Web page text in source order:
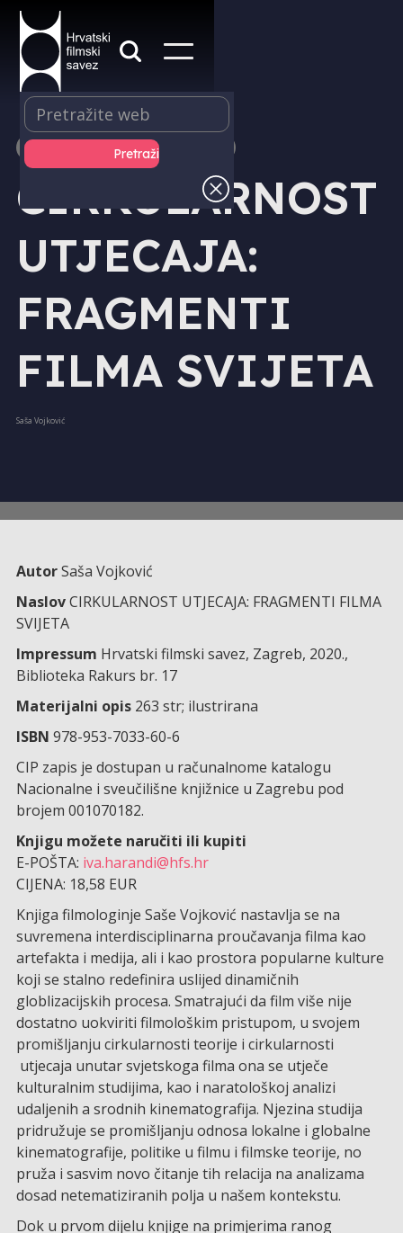
IZDAVAŠTVO - KNJIGE
CIRKULARNOST
UTJECAJA:
FRAGMENTI
FILMA SVIJETA
Saša Vojković
AutorSaša Vojković
NaslovCIRKULARNOST UTJECAJA: FRAGMENTI FILMA
SVIJETA
Impressum Hrvatski filmski savez, Zagreb, 2020.,
Biblioteka Rakurs br. 17
Materijalni opis 263 str; ilustrirana
ISBN 978-953-7033-60-6
CIP zapis je dostupan u računalnome katalogu
Nacionalne i sveučilišne knjižnice u Zagrebu pod
brojem 001070182.
Knjigu možete naručiti ili kupiti
E-POŠTA: iva.harandi@hfs.hr
CIJENA: 18,58 EUR
Knjiga filmologinje Saše Vojković nastavlja se na
suvremena interdisciplinarna proučavanja filma kao
artefakta i medija, ali i kao prostora popularne kulture
koji se stalno redefinira uslijed dinamičnih
globlizacijskih procesa. Smatrajući da film više nije
dostatno uokviriti filmološkim pristupom, u svojem
promišljanju cirkularnosti teorije i cirkularnosti
utjecaja unutar svjetskoga filma ona se utječe
kulturalnim studijima, kao i naratološkoj analizi
udaljenih a srodnih kinematografija. Njezina studija
pridružuje se promišljanju odnosa lokalne i globalne
kinematografije, politike u filmu i filmske teorije, no
pruža i sasvim novo čitanje tih relacija na analizama
dosad netematiziranih polja u našem kontekstu.
Dok u prvom dijelu knjige na primjerima ranog